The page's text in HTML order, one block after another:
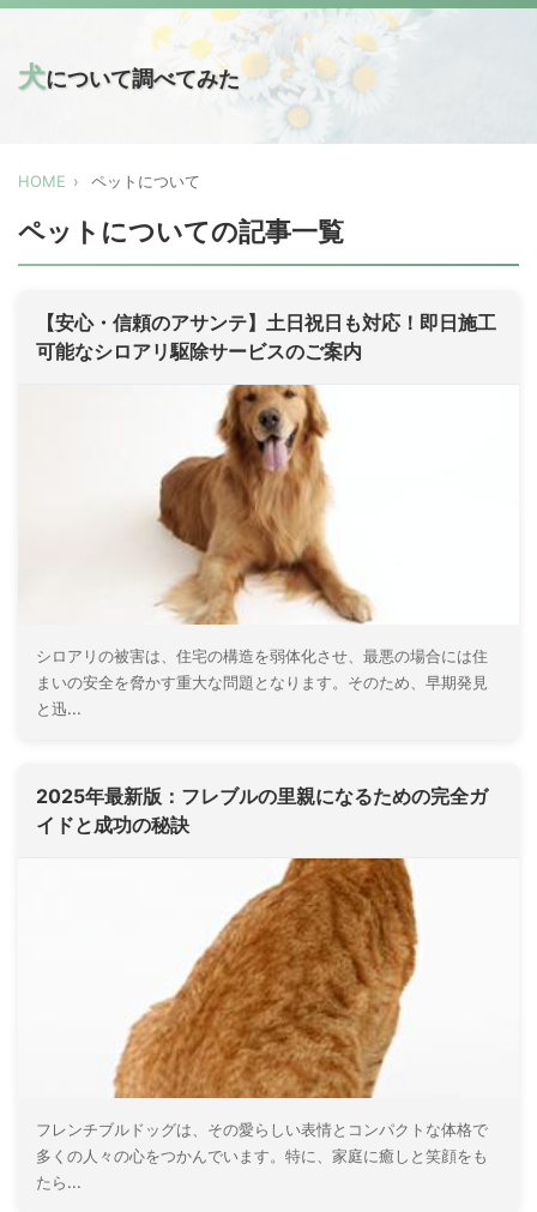
犬について調べてみた
HOME ペットについて
ペットについての記事一覧
【安心・信頼のアサンテ】土日祝日も対応！即日施工
可能なシロアリ駆除サービスのご案内
シロアリの被害は、住宅の構造を弱体化させ、最悪の場合には住
まいの安全を脅かす重大な問題となります。そのため、早期発見
と迅...
2025年最新版：フレブルの里親になるための完全ガ
イドと成功の秘訣
フレンチブルドッグは、その愛らしい表情とコンパクトな体格で
多くの人々の心をつかんでいます。特に、家庭に癒しと笑顔をも
たら...